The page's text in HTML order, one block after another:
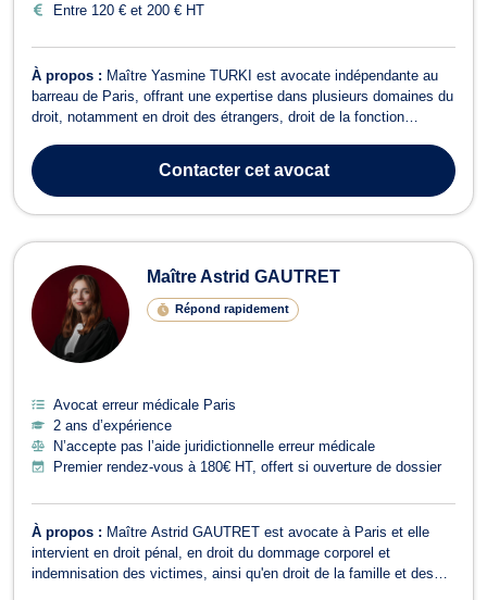
Entre 120 € et 200 € HT
À propos : Maître Yasmine TURKI est avocate indépendante au
barreau de Paris, offrant une expertise dans plusieurs domaines du
droit, notamment en droit des étrangers, droit de la fonction
fonction publique, elle offre des conseils et une représentation pour
les agent...
Contactercet avocat
Maître Astrid GAUTRET
Répond rapidement
Avocat erreur médicale Paris
2 ans d’expérience
N’accepte pas l’aide juridictionnelle erreur médicale
Premier rendez-vous à 180€ HT, offert si ouverture de dossier
À propos : Maître Astrid GAUTRET est avocate à Paris et elle
intervient en droit pénal, en droit du dommage corporel et
indemnisation des victimes, ainsi qu'en droit de la famille et des